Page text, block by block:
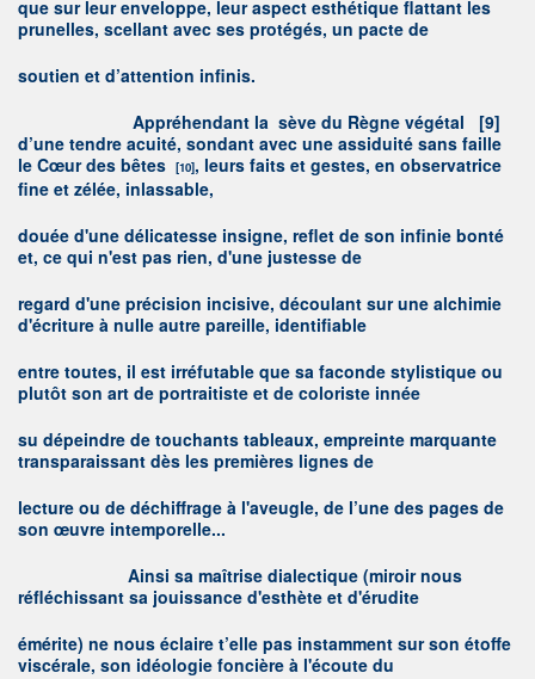
que sur leur enveloppe, leur aspect esthétique flattant les
prunelles, scellant avec ses protégés, un pacte de
soutien et d’attention infinis.
Appréhendant la sève du Règne végétal [9]
d’une tendre acuité, sondant avec une assiduité sans faille
le Cœur des bêtes [10], leurs faits et gestes, en observatrice
fine et zélée, inlassable,
douée d'une délicatesse insigne, reflet de son infinie bonté
et, ce qui n'est pas rien, d'une justesse de
regard d'une précision incisive, découlant sur une alchimie
d'écriture à nulle autre pareille, identifiable
entre toutes, il est irréfutable que sa faconde stylistique ou
plutôt son art de portraitiste et de coloriste innée
su dépeindre de touchants tableaux, empreinte marquante
transparaissant dès les premières lignes de
lecture ou de déchiffrage à l'aveugle, de l’une des pages de
son œuvre intemporelle...
Ainsi sa maîtrise dialectique (miroir nous
réfléchissant sa jouissance d'esthète et d'érudite
émérite) ne nous éclaire t’elle pas instamment sur son étoffe
viscérale, son idéologie foncière à l'écoute du